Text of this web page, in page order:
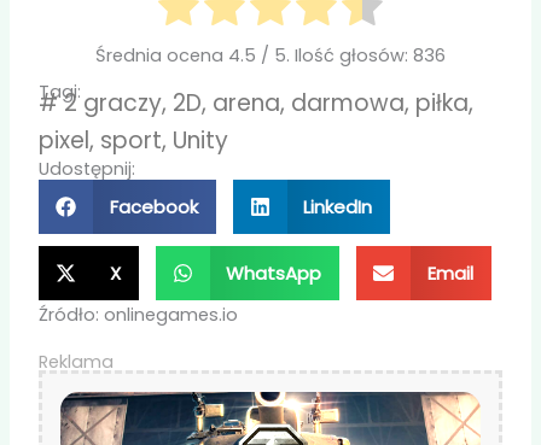
Średnia ocena 4.5 / 5. Ilość głosów: 836
Tagi:
#2 graczy, 2D, arena, darmowa, piłka,
pixel, sport, Unity
Udostępnij:
Facebook LinkedIn
X WhatsApp Email
Źródło: onlinegames.io
Reklama